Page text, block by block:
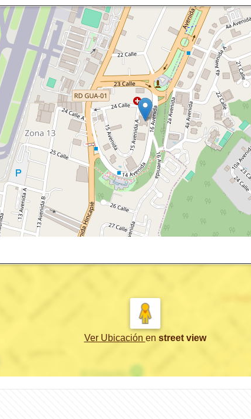
Ver Ubicación en street view